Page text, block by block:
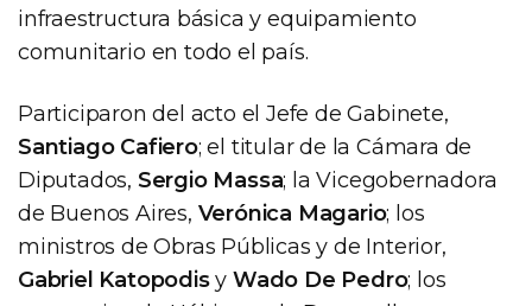
infraestructura básica y equipamiento
comunitario en todo el país.
Participaron del acto el Jefe de Gabinete,
Santiago Cafiero; el titular de la Cámara de
Diputados, Sergio Massa; la Vicegobernadora
de Buenos Aires, Verónica Magario; los
ministros de Obras Públicas y de Interior,
Gabriel KatopodisyWado De Pedro; los